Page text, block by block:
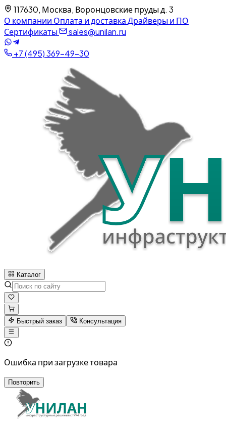
117630, Москва, Воронцовские пруды д. 3
О компании Оплата и доставкаДрайверы и ПО
Сертификаты
sales@unilan.ru
+7 (495) 369-49-30
Каталог
Быстрый заказ Консультация
Ошибка при загрузке товара
Повторить